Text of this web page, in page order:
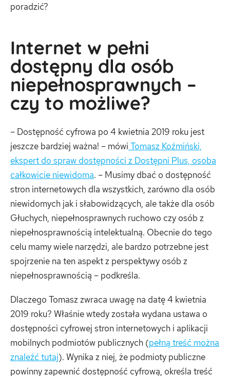
poradzić?
Internet w pełni
dostępny dla osób
niepełnosprawnych –
czy to możliwe?
– Dostępność cyfrowa po 4 kwietnia 2019 roku jest
jeszcze bardziej ważna! – mówi Tomasz Koźmiński,
ekspert do spraw dostępności z Dostępni Plus, osoba
całkowicie niewidoma. – Musimy dbać o dostępność
stron internetowych dla wszystkich, zarówno dla osób
niewidomych jak i słabowidzących, ale także dla osób
Głuchych, niepełnosprawnych ruchowo czy osób z
niepełnosprawnością intelektualną. Obecnie do tego
celu mamy wiele narzędzi, ale bardzo potrzebne jest
spojrzenie na ten aspekt z perspektywy osób z
niepełnosprawnością – podkreśla.
Dlaczego Tomasz zwraca uwagę na datę 4 kwietnia
2019 roku? Właśnie wtedy została wydana ustawa o
dostępności cyfrowej stron internetowych i aplikacji
mobilnych podmiotów publicznych (pełną treść można
znaleźć tutaj). Wynika z niej, że podmioty publiczne
powinny zapewnić dostępność cyfrową, określa treść